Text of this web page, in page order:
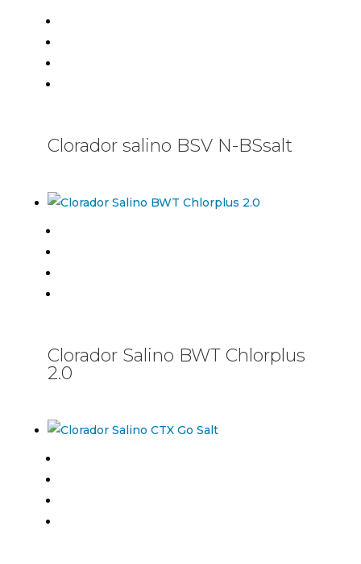
Clorador salino BSV N-BSsalt
Clorador Salino BWT Chlorplus
2.0